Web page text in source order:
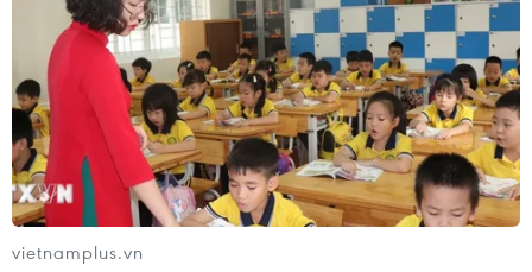
31/01/2020 08:58
Sở Thông tin-Truyền thông Hà Nội vừa có công văn đề
nghị các cơ quan báo chí tăng cường phối hợp với Bộ Y
tế, khuyến cáo người dân thực hiện tốt các biện pháp
phòng chống dịch bệnh, không hoang mang.
vietnamplus.vn